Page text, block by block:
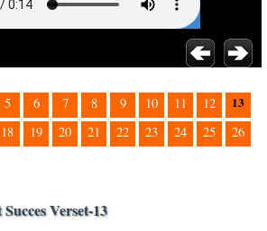
5 6 7 8 9 10 11 12 13
18 19 20 21 22 23 24 25
26
Verset-13